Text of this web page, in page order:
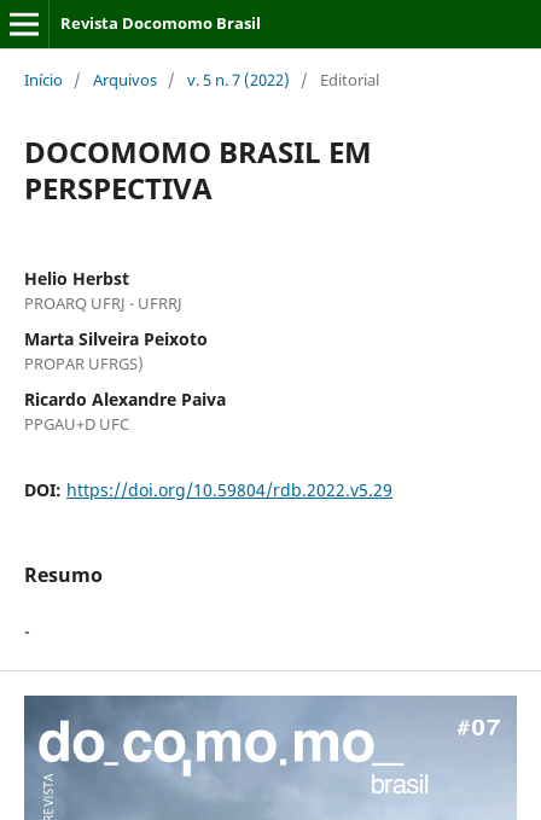
Revista Docomomo Brasil
Início / Arquivos / v. 5 n. 7 (2022) / Editorial
DOCOMOMO BRASIL EM
PERSPECTIVA
Helio Herbst
PROARQ UFRJ - UFRRJ
Marta Silveira Peixoto
PROPAR UFRGS)
Ricardo Alexandre Paiva
PPGAU+D UFC
DOI: https://doi.org/10.59804/rdb.2022.v5.29
Resumo
-